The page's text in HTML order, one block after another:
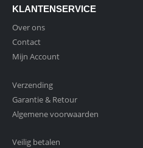
KLANTENSERVICE
Over ons
Contact
Mijn Account
Verzending
Garantie & Retour
Algemene voorwaarden
Veilig betalen